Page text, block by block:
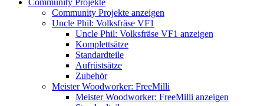
Community Projekte
Community Projekte anzeigen
Uncle Phil: Volksfräse VF1
Uncle Phil: Volksfräse VF1 anzeigen
Komplettsätze
Standardteile
Aufrüstsätze
Zubehör
Meister Woodworker: FreeMilli
Meister Woodworker: FreeMilli anzeigen